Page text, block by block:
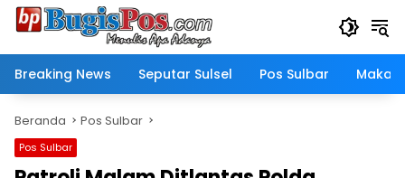
Langsung
Breaking News
Seputar Sulsel Pos Sulbar
Beranda Pos Sulbar
Pos Sulbar